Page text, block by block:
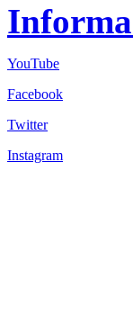
YouTube
Facebook
Twitter
Instagram